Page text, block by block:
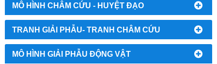
MÔ HÌNH CHÂM CỨU - HUYỆT ĐẠO
TRANH GIẢI PHẪU- TRANH CHÂM CỨU
MÔ HÌNH GIẢI PHẪU ĐỘNG VẬT